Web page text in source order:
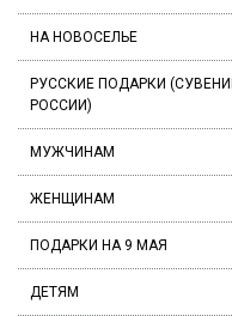
НА НОВОСЕЛЬЕ
РУССКИЕ ПОДАРКИ
РОССИИ)
МУЖЧИНАМ
ЖЕНЩИНАМ
ПОДАРКИ НА 9 МАЯ
ДЕТЯМ